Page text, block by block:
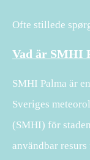
Ofte stillede
Vad är SMHI
SMHI Palma är
Sveriges
(SMHI) för
användbar